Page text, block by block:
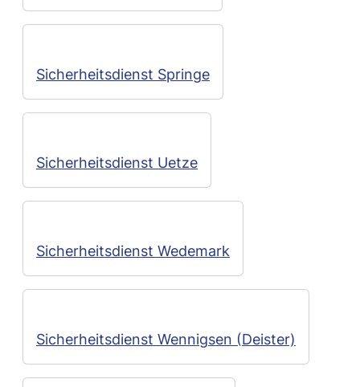
Sicherheitsdienst Springe
Sicherheitsdienst Uetze
Sicherheitsdienst Wedemark
Sicherheitsdienst Wennigsen (Deister)